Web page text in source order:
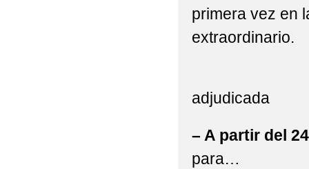
primera vez en
extraordinario.
adjudicada
– A partir del
para…